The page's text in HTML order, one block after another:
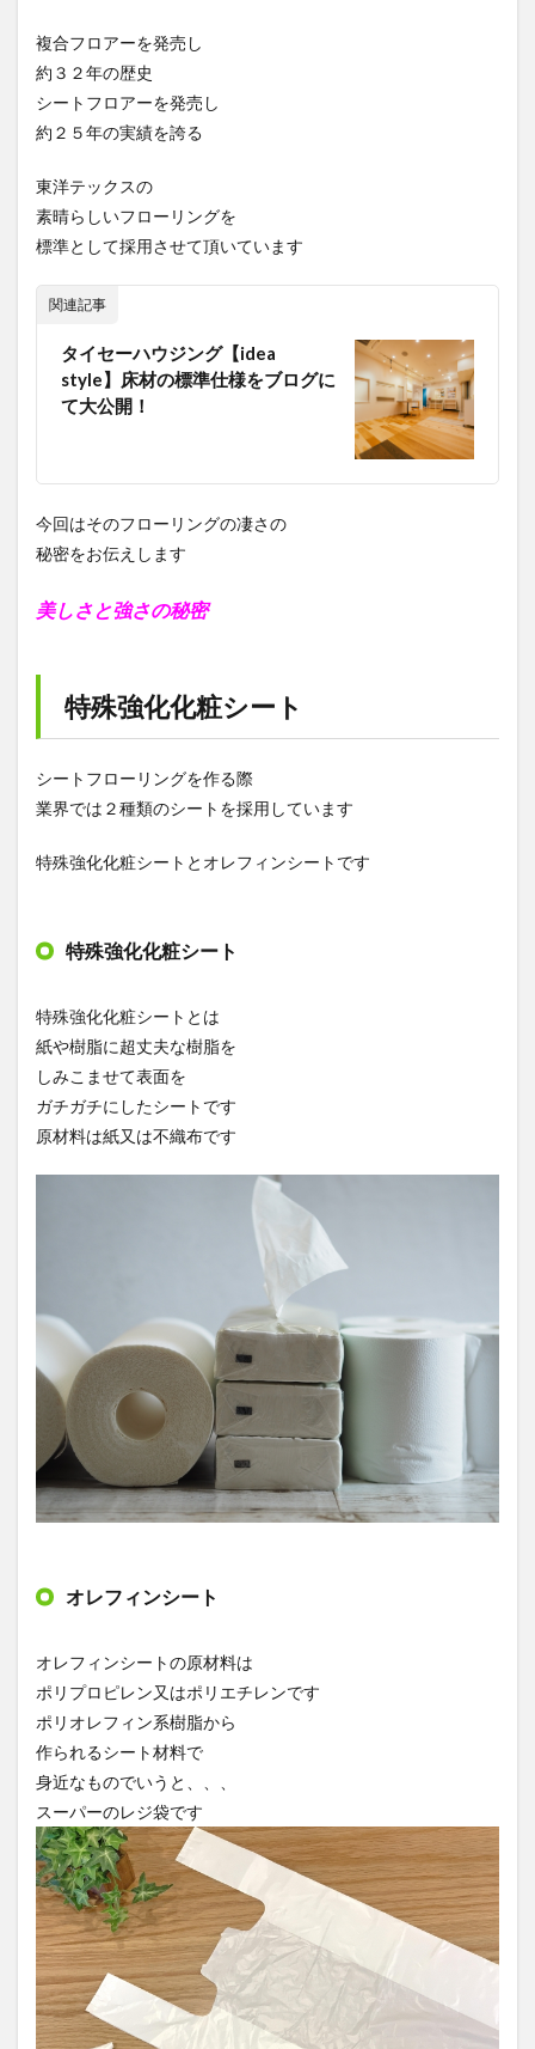
複合フロアーを発売し
約３２年の歴史
シートフロアーを発売し
約２５年の実績を誇る
東洋テックスの
素晴らしいフローリングを
標準として採用させて頂いています
関連記事
タイセーハウジング【idea
style】床材の標準仕様をブログに
て大公開！
今回はそのフローリングの凄さの
秘密をお伝えします
美しさと強さの秘密
特殊強化化粧シート
シートフローリングを作る際
業界では２種類のシートを採用しています
特殊強化化粧シートとオレフィンシートです
特殊強化化粧シート
特殊強化化粧シートとは
紙や樹脂に超丈夫な樹脂を
しみこませて表面を
ガチガチにしたシートです
原材料は紙又は不織布です
オレフィンシート
オレフィンシートの原材料は
ポリプロピレン又はポリエチレンです
ポリオレフィン系樹脂から
作られるシート材料で
身近なものでいうと、、、
スーパーのレジ袋です